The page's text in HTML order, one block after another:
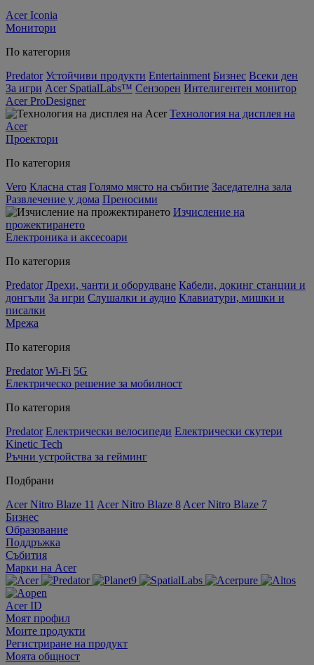
Acer Iconia
Монитори
По категория
Predator Устойчиви продукти Entertainment Бизнес Всеки ден
За игри Acer SpatialLabs™ Сензорен Интелигентен монитор
Acer ProDesigner
Технология на дисплея на
Acer
Проектори
По категория
Vero Класна стая Голямо място на събитие Заседателна зала
Развлечение у дома Преносими
Изчисление на
прожектирането
Електроника и аксесоари
По категория
Predator Дрехи, чанти и оборудване Кабели, докинг станции и
донгъли За игри Слушалки и аудио Клавиатури, мишки и
писалки
Мрежа
По категория
Predator Wi-Fi 5G
Електрическо решение за мобилност
По категория
Predator Електрически велосипеди Електрически скутери
Kinetic Tech
Ръчни устройства за гейминг
Подбрани
Acer Nitro Blaze 11 Acer Nitro Blaze 8 Acer Nitro Blaze 7
Бизнес
Образование
Поддръжка
Събития
Марки на Acer
Acer ID
Моят профил
Моите продукти
Регистриране на продукт
Моята общност